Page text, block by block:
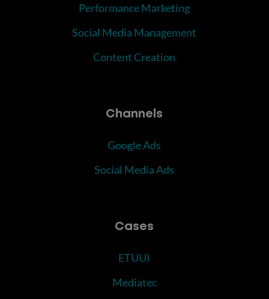
Performance Marketing
Social Media Management
Content Creation
Channels
Google Ads
Social Media Ads
Cases
ETUUI
Mediatec